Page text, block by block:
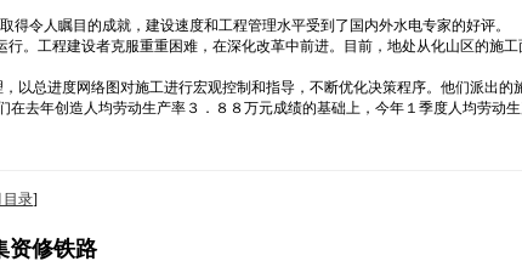
令人瞩目的成就，建设速度和工程管理水平受到了国内外水电专家的好评。
。工程建设者克服重重困难，在深化改革中前进。目前，地处从化山区的施
以总进度网络图对施工进行宏观控制和指导，不断优化决策程序。他们派出的
去年创造人均劳动生产率３．８８万元成绩的基础上，今年１季度人均劳动
目录]
资修铁路